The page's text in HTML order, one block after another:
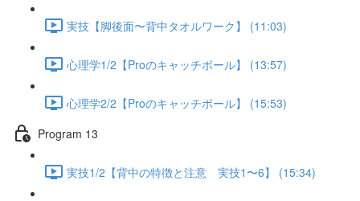
実技【脚後面〜背中タオルワーク】 (11:03)
心理学1/2【Proのキャッチボール】 (13:57)
心理学2/2【Proのキャッチボール】 (15:53)
Program 13
実技1/2【背中の特徴と注意 実技1〜6】 (15:34)